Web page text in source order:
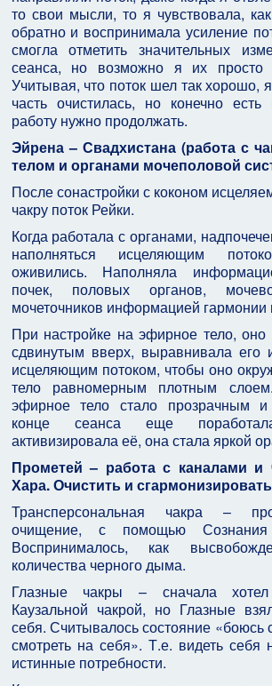
то свои мысли, то я чувствовала,
обратно и воспринимала усиление
смогла отметить значительных
сеанса, но возможно я их просто
Учитывая, что поток шел так хорошо,
часть очистилась, но конечно есть
работу нужно продолжать.
Эйрена – Свадхистана (работа с
телом и органами мочеполовой
После сонастройки с коконом
чакру поток Рейки.
Когда работала с органами,
наполняться исцеляющим
оживились. Наполняла
почек, половых органов,
мочеточников информацией гармонии
При настройке на эфирное тело, оно
сдвинутым вверх, выравнивала его
исцеляющим потоком, чтобы оно
тело равномерным плотным
эфирное тело стало прозрачным
конце сеанса еще
активизировала её, она стала яркой
Прометей – работа с каналами и
Хара. Очистить и
Трансперсональная чакра –
очищение, с помощью
Воспринималось, как
количества черного дыма.
Глазные чакры – сначала
Каузальной чакрой, но Глазные
себя. Считывалось состояние «боюсь
смотреть на себя». Т.е. видеть себя
истинные потребности.